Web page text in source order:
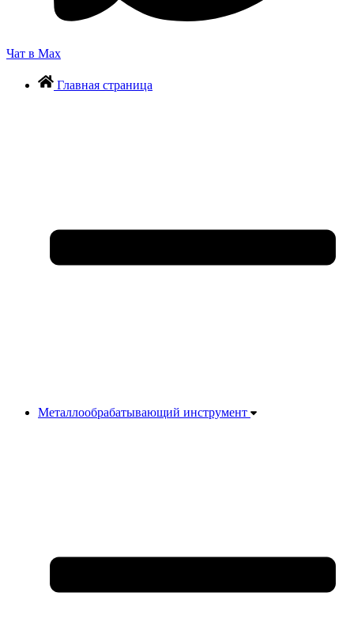
Чат в Max
Главная страница
Металлообрабатывающий инструмент